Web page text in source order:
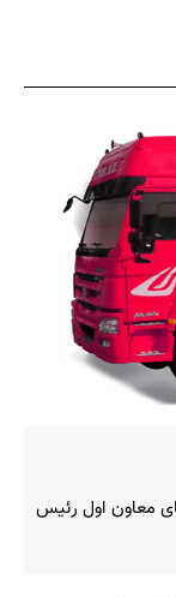
معاون اول رئیس